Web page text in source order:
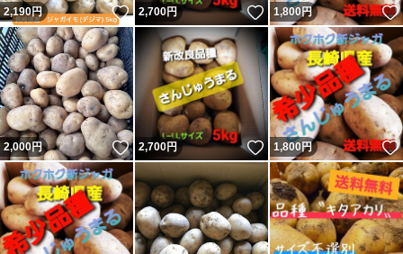
2,190円 いいね！
2,700円 いいね！
1,800 円
2,000円 いいね！
2,700円 いいね！
1,800 円